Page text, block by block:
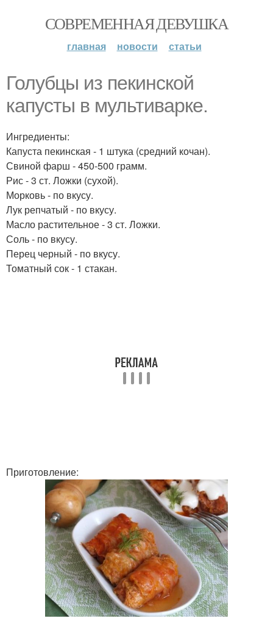
СОВРЕМЕННАЯ ДЕВУШКА
главная новости статьи
Голубцы из пекинской
капусты в мультиварке.
Ингредиенты:
Капуста пекинская - 1 штука (средний кочан).
Свиной фарш - 450-500 грамм.
Рис - 3 ст. Ложки (сухой).
Морковь - по вкусу.
Лук репчатый - по вкусу.
Масло растительное - 3 ст. Ложки.
Соль - по вкусу.
Перец черный - по вкусу.
Томатный сок - 1 стакан.
Приготовление: